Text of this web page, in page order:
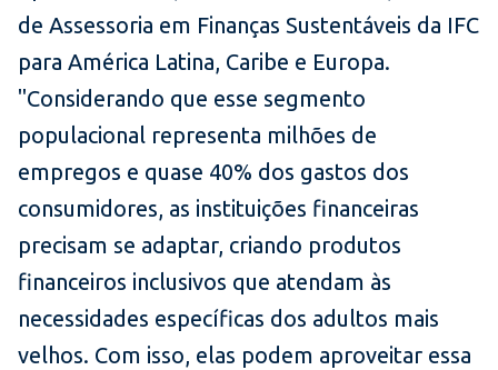
de Assessoria em Finanças Sustentáveis da IFC
para América Latina, Caribe e Europa.
"Considerando que esse segmento
populacional representa milhões de
empregos e quase 40% dos gastos dos
consumidores, as instituições financeiras
precisam se adaptar, criando produtos
financeiros inclusivos que atendam às
necessidades específicas dos adultos mais
velhos. Com isso, elas podem aproveitar essa